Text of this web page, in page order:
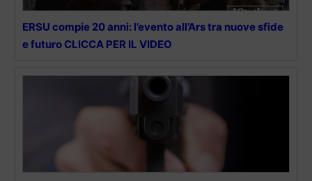
ERSU compie 20 anni: l’evento all’Ars tra nuove sfide
e futuro CLICCA PER IL VIDEO